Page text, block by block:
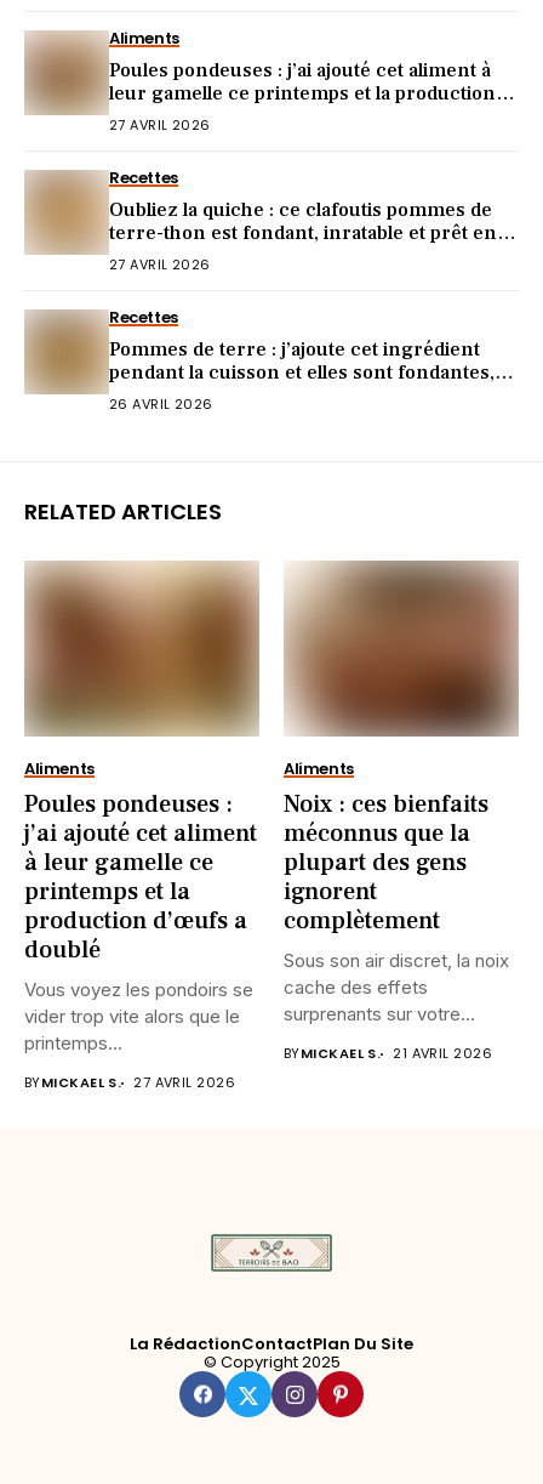
Aliments
Poules pondeuses : j’ai ajouté cet aliment à
leur gamelle ce printemps et la production
d’œufs a doublé
27 AVRIL 2026
Recettes
Oubliez la quiche : ce clafoutis pommes de
terre-thon est fondant, inratable et prêt en 5
minutes
27 AVRIL 2026
Recettes
Pommes de terre : j’ajoute cet ingrédient
pendant la cuisson et elles sont fondantes,
parfumées et encore plus savoureuses
26 AVRIL 2026
RELATED ARTICLES
Aliments
Poules pondeuses :
j’ai ajouté cet aliment
à leur gamelle ce
printemps et la
production d’œufs a
doublé
Vous voyez les pondoirs se
vider trop vite alors que le
printemps...
BYMICKAEL S. 27 AVRIL 2026
Aliments
Noix : ces bienfaits
méconnus que la
plupart des gens
ignorent
complètement
Sous son air discret, la noix
cache des effets
surprenants sur votre...
BYMICKAEL S. 21 AVRIL 2026
La RédactionContactPlan Du Site
© Copyright 2025